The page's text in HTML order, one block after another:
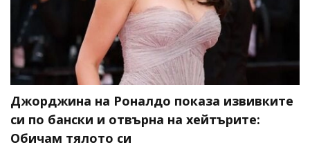
Джорджина на Роналдо показа извивките
си по бански и отвърна на хейтърите:
Обичам тялото си